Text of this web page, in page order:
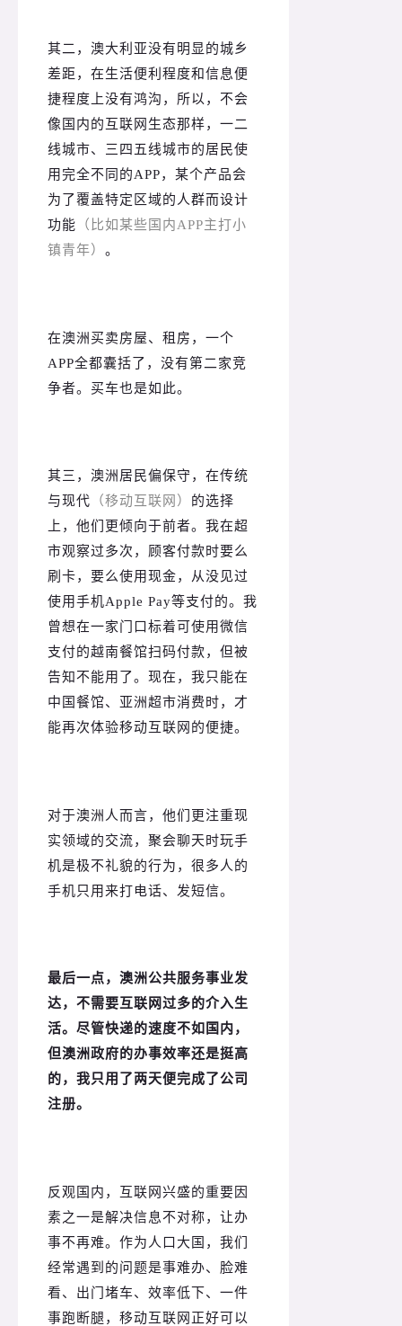
其二，澳大利亚没有明显的城乡
差距，在生活便利程度和信息便
捷程度上没有鸿沟，所以，不会
像国内的互联网生态那样，一二
线城市、三四五线城市的居民使
用完全不同的APP，某个产品会
为了覆盖特定区域的人群而设计
功能 （比如某些国内APP主打小
镇青年） 。
在澳洲买卖房屋、租房，一个
APP全都囊括了，没有第二家竞
争者。 买车也是如此。
其三，澳洲居民偏保守，在传统
与现代 （移动互联网） 的选择
上，他们更倾向于前者。我在超
市观察过多次，顾客付款时要么
刷卡，要么使用现金，从没见过
使用手机Apple Pay等支付的。我
曾想在一家门口标着可使用微信
支付的越南餐馆扫码付款，但被
告知不能用了。现在，我只能在
中国餐馆、亚洲超市消费时，才
能再次体验移动互联网的便捷。
对于澳洲人而言，他们更注重现
实领域的交流，聚会聊天时玩手
机是极不礼貌的行为，很多人的
手机只用来打电话、发短信。
最后一点，澳洲公共服务事业发
达，不需要互联网过多的介入生
活。 尽管快递的速度不如国内，
但澳洲政府的办事效率还是挺高
的，我只用了两天便完成了公司
注册。
反观国内，互联网兴盛的重要因
素之一是解决信息不对称，让办
事不再难。 作为人口大国，我们
经常遇到的问题是事难办、脸难
看、出门堵车、效率低下、一件
事跑断腿，移动互联网正好可以